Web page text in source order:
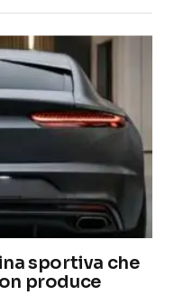
sportiva che
produce